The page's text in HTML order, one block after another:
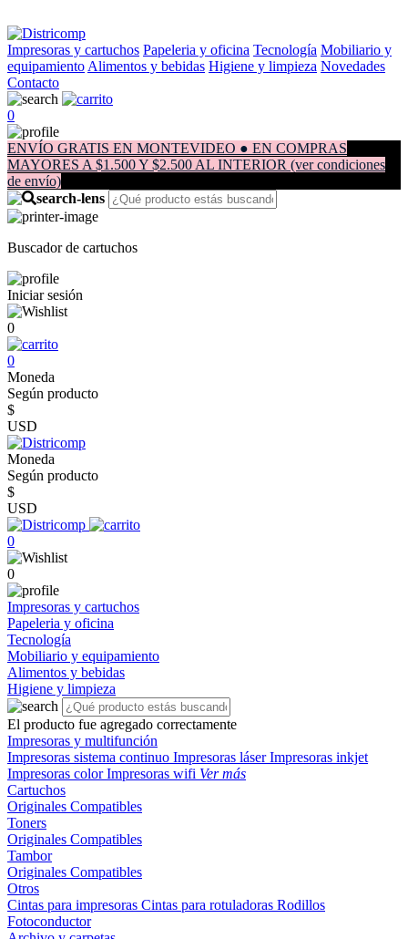
Impresoras y cartuchos Papeleria y oficina Tecnología Mobiliario y
equipamiento Alimentos y bebidas Higiene y limpieza Novedades
Contacto
0
ENVÍO GRATIS EN MONTEVIDEO ● EN COMPRAS
MAYORES A $1.500 Y $2.500 AL INTERIOR (ver condiciones
de envío)
Buscador de cartuchos
Iniciar sesión
0
0
Moneda
Según producto
$
USD
Moneda
Según producto
$
USD
0
0
Impresoras y cartuchos
Papeleria y oficina
Tecnología
Mobiliario y equipamiento
Alimentos y bebidas
Higiene y limpieza
El producto fue agregado correctamente
Impresoras y multifunción
Impresoras sistema continuo Impresoras láserImpresoras inkjet
Impresoras colorImpresoras wifi Ver más
Cartuchos
Originales Compatibles
Toners
Originales Compatibles
Tambor
Originales Compatibles
Otros
Cintas para impresoras Cintas para rotuladoras Rodillos
Fotoconductor